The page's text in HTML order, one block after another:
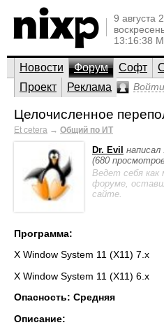
9 августа
13:16:38
Новости Форум Софт
Проект
Реклама Войти
Целочисленное
Et cetera → Общий по ИТ
Dr. Evil написал
(680
Ведет себя
форуме,
сайте.
Программа:
X Window System 11 (X11) 7.x
X Window System 11 (X11) 6.x
Опасность: Средняя
Описание: